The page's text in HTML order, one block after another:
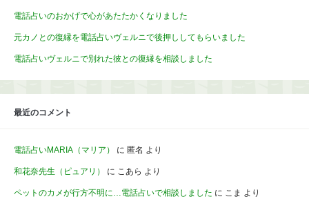
電話占いのおかげで心があたたかくなりました
元カノとの復縁を電話占いヴェルニで後押ししてもらいました
電話占いヴェルニで別れた彼との復縁を相談しました
最近のコメント
電話占いMARIA（マリア） に 匿名 より
和花奈先生（ピュアリ） に こあら より
ペットのカメが行方不明に…電話占いで相談しました に こま より